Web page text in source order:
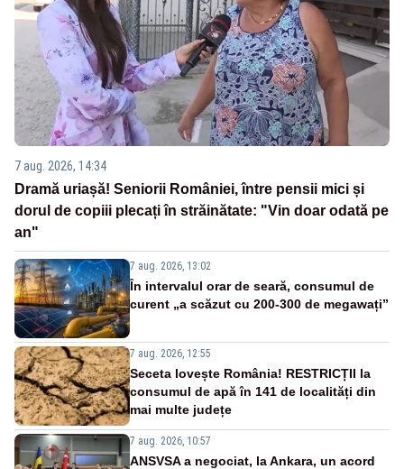
7 aug. 2026, 14:34
Dramă uriașă! Seniorii României, între pensii mici și
dorul de copiii plecați în străinătate: "Vin doar odată pe
an"
7 aug. 2026, 13:02
În intervalul orar de seară, consumul de
curent „a scăzut cu 200-300 de megawați”
7 aug. 2026, 12:55
Seceta lovește România! RESTRICȚII la
consumul de apă în 141 de localități din
mai multe județe
7 aug. 2026, 10:57
ANSVSA a negociat, la Ankara, un acord